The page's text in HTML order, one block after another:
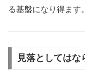
る基盤になり得ます。
見落としてはな